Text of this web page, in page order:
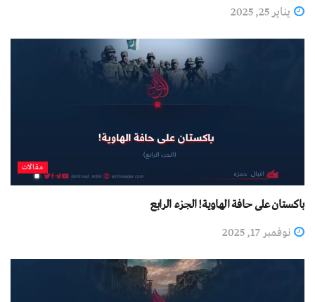
يناير 25, 2025
مقالات
باكستان على حافة الهاوية! الجزء الرابع
نوفمبر 17, 2025